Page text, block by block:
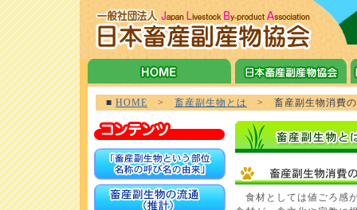
■ HOME > 畜産副生物とは > 畜産副生物消費の
食材としては値ごろ感